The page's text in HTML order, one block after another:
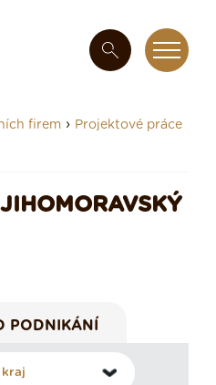
firem › Projektové práce
PODNIKÁNÍ